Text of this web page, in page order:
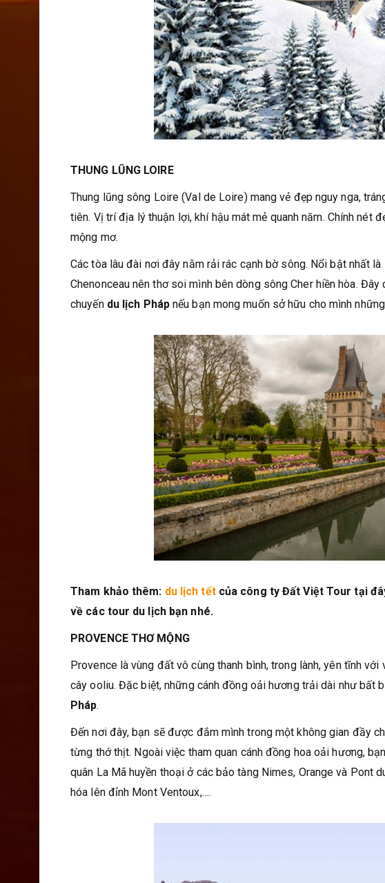
THUNG LŨNG LOIRE
Thung lũng sông Loire (Val de Loire) mang vẻ đẹp nguy nga,
tiên. Vị trí địa lý thuận lợi, khí hậu mát mẻ quanh năm. Chính nét
mộng mơ.
Các tòa lâu đài nơi đây nằm rải rác cạnh bờ sông. Nổi bật nhất
Chenonceau nên thơ soi mình bên dòng sông Cher hiền hòa.
chuyếndu lịch Phápnếu bạn mong muốn sở hữu cho mình
Tham khảo thêm: du lịch tếtcủa công ty Đất Việt Tour tại
về các tour du lịch bạn nhé.
PROVENCE THƠ MỘNG
Provence là vùng đất vô cùng thanh bình, trong lành, yên tĩnh
cây ooliu. Đặc biệt, những cánh đồng oải hương trải dài như bất
Pháp.
Đến nơi đây, bạn sẽ được đắm mình trong một không gian đầy
từng thớ thịt. Ngoài việc tham quan cánh đồng hoa oải hương,
quân La Mã huyền thoại ở các bảo tàng Nimes, Orange và Pont
hóa lên đỉnh Mont Ventoux,….